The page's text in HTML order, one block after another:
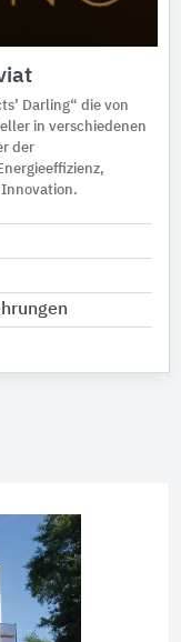
Darling“ die von
in verschiedenen
der